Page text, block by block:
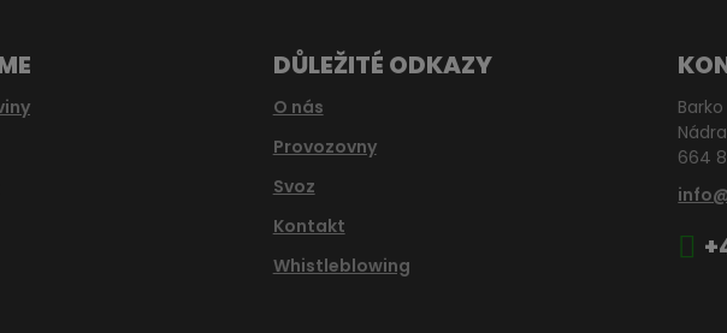
DŮLEŽITÉ ODKAZY
O nás
Provozovny
Svoz
Kontakt
Whistleblowing
Barko
664